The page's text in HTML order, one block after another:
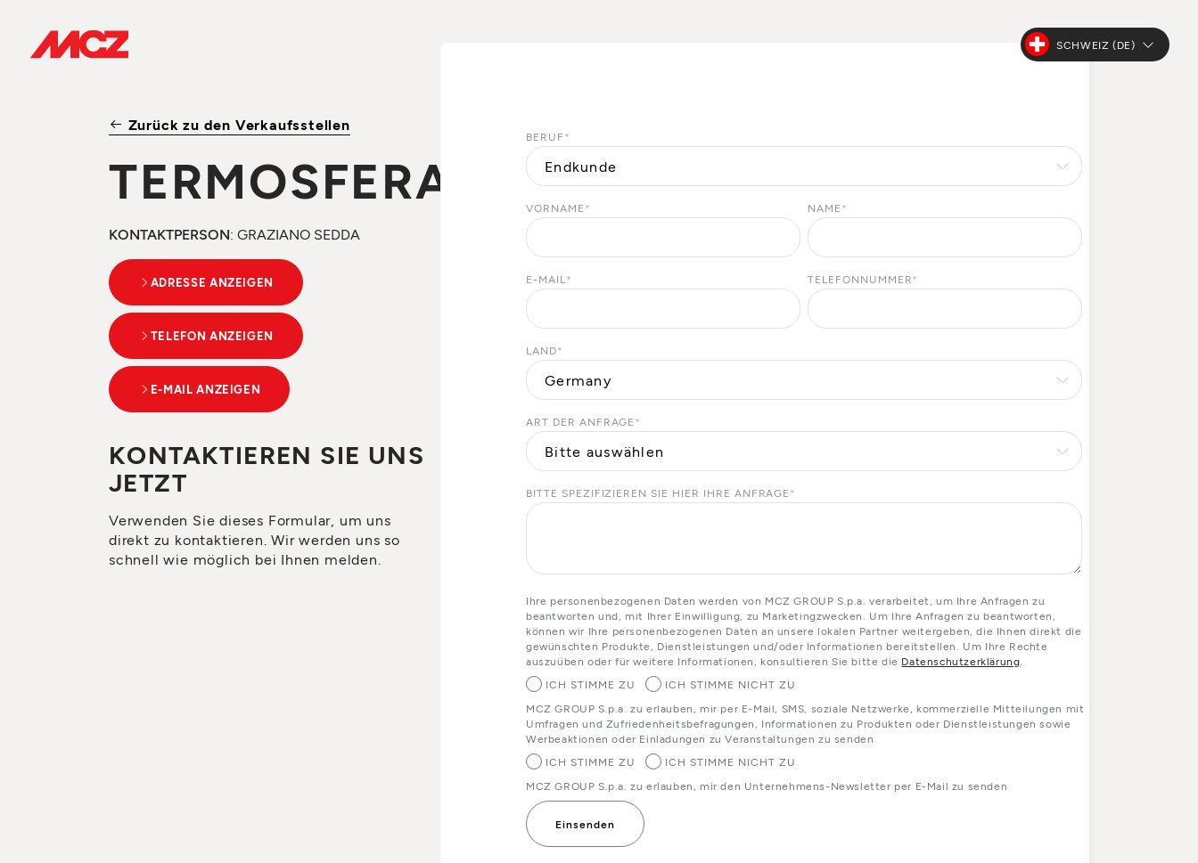
SCHWEIZ (DE)
Zurück zu den Verkaufsstellen
TERMOSFERA
KONTAKTPERSON: GRAZIANO SEDDA
ADRESSE ANZEIGEN
TELEFON ANZEIGEN
E-MAIL ANZEIGEN
KONTAKTIEREN SIE UNS
JETZT
Verwenden Sie dieses Formular, um uns
direkt zu kontaktieren. Wir werden uns so
schnell wie möglich bei Ihnen melden.
BERUF *
VORNAME * NAME *
E-MAIL * TELEFONNUMMER*
LAND*
ART DER ANFRAGE *
BITTE SPEZIFIZIEREN SIE HIER IHRE ANFRAGE *
Ihre personenbezogenen Daten werden von MCZ GROUP S.p.a. verarbeitet, um Ihre Anfragen zu
beantworten und, mit Ihrer Einwilligung, zu Marketingzwecken. Um Ihre Anfragen zu beantworten,
können wir Ihre personenbezogenen Daten an unsere lokalen Partner weitergeben, die Ihnen direkt die
gewünschten Produkte, Dienstleistungen und/oder Informationen bereitstellen. Um Ihre Rechte
auszuüben oder für weitere Informationen, konsultieren Sie bitte die Datenschutzerklärung
ICH STIMME ZU
ICH STIMME NICHT ZU
MCZ GROUP S.p.a. zu erlauben, mir per E-Mail, SMS, soziale Netzwerke, kommerzielle Mitteilungen mit
Umfragen und Zufriedenheitsbefragungen, Informationen zu Produkten oder Dienstleistungen sowie
Werbeaktionen oder Einladungen zu Veranstaltungen zu senden
ICH STIMME ZU
ICH STIMME NICHT ZU
MCZ GROUP S.p.a. zu erlauben, mir den Unternehmens-Newsletter per E-Mail zu senden